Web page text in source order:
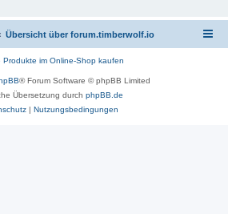
Übersicht über forum.timberwolf.io
Produkte im Online-Shop kaufen
® Forum Software © phpBB Limited
Übersetzung durch phpBB.de
| Nutzungsbedingungen